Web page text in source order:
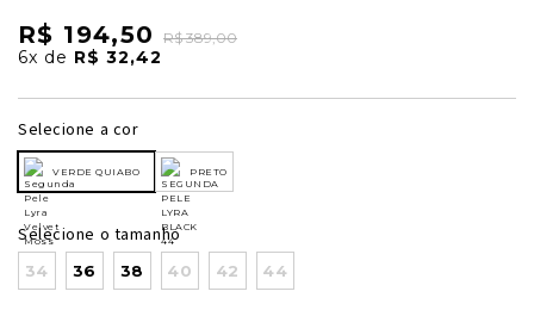
R$ 194,50 R$ 389,00
6x de R$ 32,42
Selecione a cor
VERDE QUIABO PRETO
Selecione o tamanho
34 36 38 40 42 44